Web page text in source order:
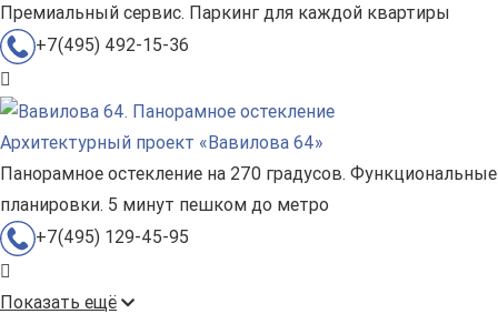
Премиальный сервис. Паркинг для каждой квартиры
+7(495) 492-15-36
Архитектурный проект «Вавилова 64»
Панорамное остекление на 270 градусов. Функциональные
планировки. 5 минут пешком до метро
+7(495) 129-45-95
Показать ещё